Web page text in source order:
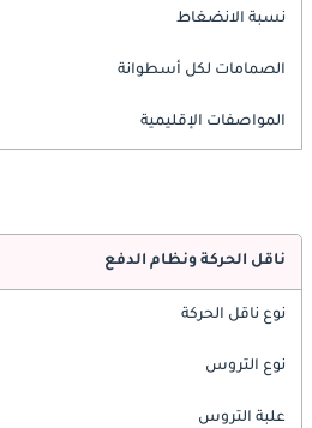
نسبة الانضغاط
الصمامات لكل أسطوانة
المواصفات الإقليمية
ناقل الحركة ونظام الدفع
نوع ناقل الحركة
نوع التروس
علبة التروس